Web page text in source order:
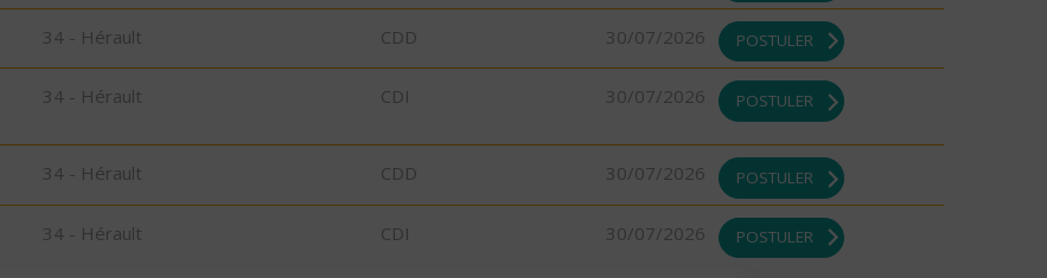
34 - Hérault CDD 30/07/2026 POSTULER
34 - Hérault CDI 30/07/2026 POSTULER
34 - Hérault CDD 30/07/2026 POSTULER
34 - Hérault CDI 30/07/2026 POSTULER